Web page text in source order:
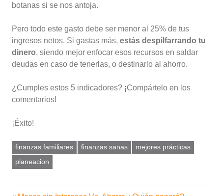
botanas si se nos antoja.
Pero todo este gasto debe ser menor al 25% de tus
ingresos netos. Si gastas más, estás despilfarrando tu
dinero, siendo mejor enfocar esos recursos en saldar
deudas en caso de tenerlas, o destinarlo al ahorro.
¿Cumples estos 5 indicadores? ¡Compártelo en los
comentarios!
¡Éxito!
finanzas familiares finanzas sanas
mejores prácticas
planeacion